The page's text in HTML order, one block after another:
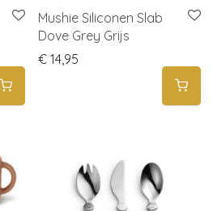
Mushie Siliconen Slab
Dove Grey Grijs
€ 14,95